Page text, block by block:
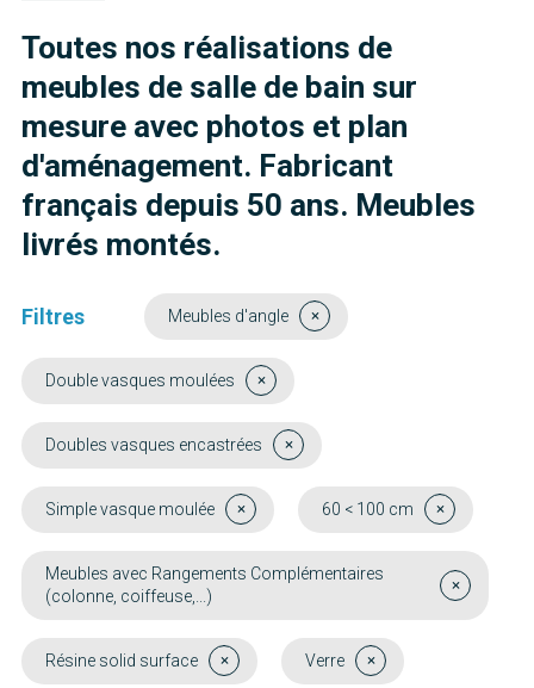
Toutes nos réalisations de
meubles de salle de bain sur
mesure avec photos et plan
d'aménagement. Fabricant
français depuis 50 ans. Meubles
livrés montés.
Filtres Meubles d'angle
Double vasques moulées
Doubles vasques encastrées
Simple vasque moulée 60 < 100 cm
Meubles avec Rangements Complémentaires
(colonne, coiffeuse,...)
Résine solid surface Verre